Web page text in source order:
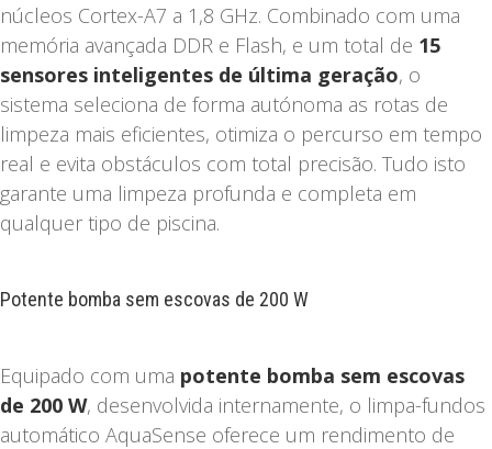
núcleos Cortex-A7 a 1,8 GHz. Combinado com uma
memória avançada DDR e Flash, e um total de 15
sensores inteligentes de última geração, o
sistema seleciona de forma autónoma as rotas de
limpeza mais eficientes, otimiza o percurso em tempo
real e evita obstáculos com total precisão. Tudo isto
garante uma limpeza profunda e completa em
qualquer tipo de piscina.
Potente bomba sem escovas de 200 W
Equipado com uma potente bomba sem escovas
de 200 W, desenvolvida internamente, o limpa-fundos
automático AquaSense oferece um rendimento de